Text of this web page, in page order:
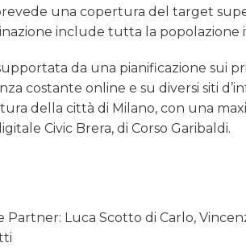
una copertura del target
include tutta la popolazione
da una pianificazione sui
costante online e su diversi siti
della città di Milano, con una
Civic Brera, di Corso Garibaldi.
Partner: Luca Scotto di Carlo,